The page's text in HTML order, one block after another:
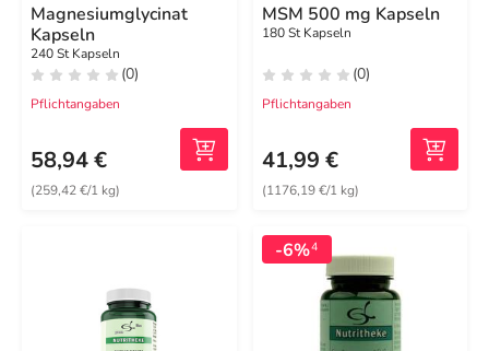
Magnesiumglycinat
Kapseln
240 St Kapseln
(0)
Pflichtangaben
58,94 €
(259,42 €/1 kg)
MSM 500 mg Kapseln
180 St Kapseln
(0)
Pflichtangaben
41,99 €
(1176,19 €/1 kg)
-6%4